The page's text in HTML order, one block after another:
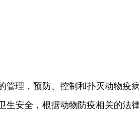
理，预防、控制和扑灭动物疫
生安全，根据动物防疫相关的法